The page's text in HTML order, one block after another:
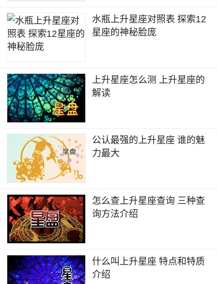
水瓶上升星座对照表 探索12
星座的神秘脸庞
上升星座怎么测 上升星座的
解读
公认最强的上升星座 谁的魅
力最大
怎么查上升星座查询 三种查
询方法介绍
什么叫上升星座 特点和特质
介绍